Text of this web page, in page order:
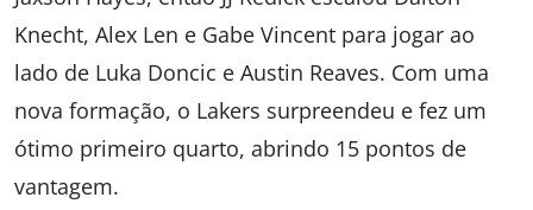
Knecht, Alex Len e Gabe Vincent para jogar ao
lado de Luka Doncic e Austin Reaves. Com uma
nova formação, o Lakers surpreendeu e fez um
ótimo primeiro quarto, abrindo 15 pontos de
vantagem.